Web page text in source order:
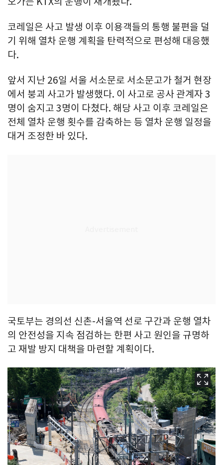
코레일은 사고 발생 이후 이용객들의 통행 불편을 덜
기 위해 열차 운행 계획을 탄력적으로 편성해 대응했
다.
앞서 지난 26일 서울 서소문로 서소문고가 철거 현장
에서 붕괴 사고가 발생했다. 이 사고로 공사 관계자 3
명이 숨지고 3명이 다쳤다. 해당 사고 이후 코레일은
전체 열차 운행 횟수를 감축하는 등 열차 운행 일정을
대거 조정한 바 있다.
국토부는 경의선 신촌-서울역 선로 구간과 운행 열차
의 안전성을 지속 점검하는 한편 사고 원인을 규명하
고 재발 방지 대책을 마련할 계획이다.